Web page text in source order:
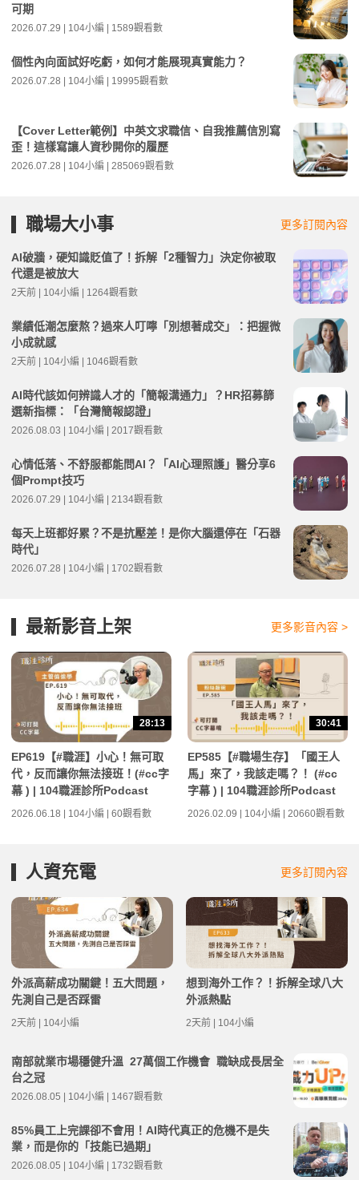
可期
2026.07.29 | 104小編 | 1589觀看數
個性內向面試好吃虧，如何才能展現真實能力？
2026.07.28 | 104小編 | 19995觀看數
【Cover Letter範例】中英文求職信、自我推薦信別寫
歪！這樣寫讓人資秒開你的履歷
2026.07.28 | 104小編 | 285069觀看數
職場大小事 更多訂閱內容
AI破牆，硬知識貶值了！拆解「2種智力」決定你被取
代還是被放大
2天前 | 104小編 | 1264觀看數
業績低潮怎麼熬？過來人叮嚀「別想著成交」：把握微
小成就感
2天前 | 104小編 | 1046觀看數
AI時代該如何辨識人才的「簡報溝通力」？HR招募篩
選新指標：「台灣簡報認證」
2026.08.03 | 104小編 | 2017觀看數
心情低落、不舒服都能問AI？「AI心理照護」醫分享6
個Prompt技巧
2026.07.29 | 104小編 | 2134觀看數
每天上班都好累？不是抗壓差！是你大腦還停在「石器
時代」
2026.07.28 | 104小編 | 1702觀看數
最新影音上架 更多影音內容 >
28:13
EP619【#職涯】小心！無可取
代，反而讓你無法接班！(#cc字
幕 ) | 104職涯診所Podcast
2026.06.18 | 104小編 | 60觀看數
30:41
EP585【#職場生存】「國王人
馬」來了，我該走嗎？！ (#cc
字幕 ) | 104職涯診所Podcast
2026.02.09 | 104小編 | 20660觀看數
人資充電 更多訂閱內容
外派高薪成功關鍵！五大問題，
先測自己是否踩雷
2天前 | 104小編
想到海外工作？！拆解全球八大
外派熱點
2天前 | 104小編
南部就業市場穩健升溫 27萬個工作機會 職缺成長居全
台之冠
2026.08.05 | 104小編 | 1467觀看數
85%員工上完課卻不會用！AI時代真正的危機不是失
業，而是你的「技能已過期」
2026.08.05 | 104小編 | 1732觀看數